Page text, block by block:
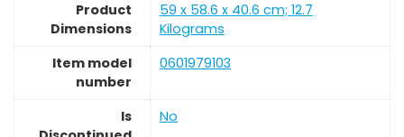
Product
Dimensions
‎59 x 58.6 x 40.6 cm; 12.7
Kilograms
Item model
number
‎0601979103
Is
‎No